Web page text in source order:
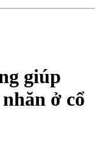
giúp
ở cổ